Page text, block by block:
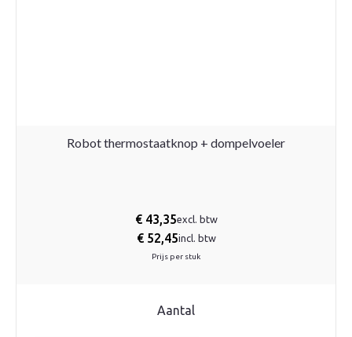
Robot thermostaatknop + dompelvoeler
€43,35excl. btw
€52,45incl. btw
Prijs per stuk
Aantal